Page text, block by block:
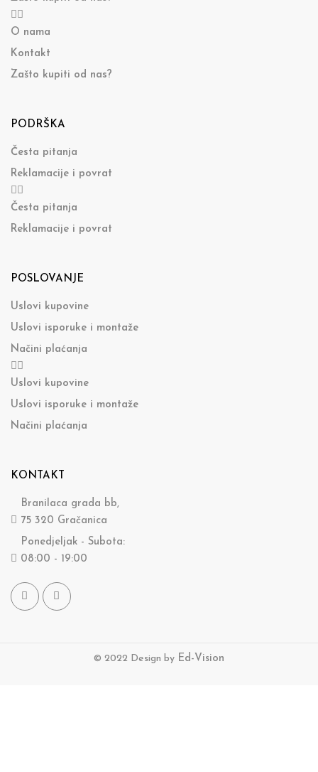
O nama
Kontakt
Zašto kupiti od nas?
PODRŠKA
Česta pitanja
Reklamacije i povrat
Česta pitanja
Reklamacije i povrat
POSLOVANJE
Uslovi kupovine
Uslovi isporuke i montaže
Načini plaćanja
Uslovi kupovine
Uslovi isporuke i montaže
Načini plaćanja
KONTAKT
Branilaca grada bb,
75 320 Gračanica
Ponedjeljak - Subota:
08:00 - 19:00
© 2022 Design by Ed-Vision